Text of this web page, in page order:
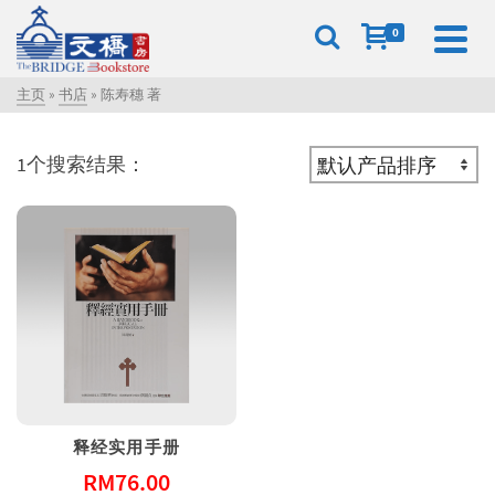
0
主页 » 书店 » 陈寿穗 著
1个搜索结果：
释经实用手册
RM76.00